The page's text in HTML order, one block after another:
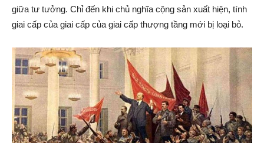
giữa tư tưởng. Chỉ đến khi chủ nghĩa cộng sản xuất hiện, tính
giai cấp của giai cấp của giai cấp thượng tầng mới bị loại bỏ.